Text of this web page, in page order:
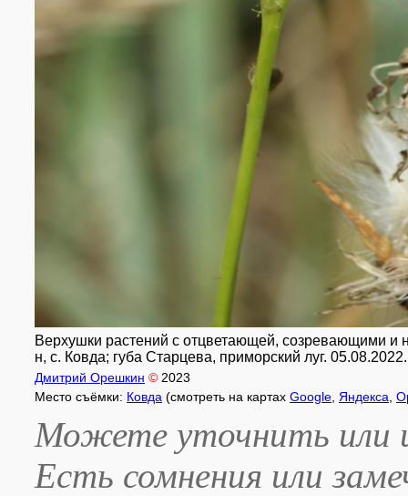
Верхушки растений с отцветающей, созревающими и
н, с. Ковда; губа Старцева, приморский луг. 05.08.2022.
Дмитрий Орешкин © 2023
Место съёмки: Ковда (смотреть на картах Google Яндекса
Можете уточнить или
Есть сомнения или